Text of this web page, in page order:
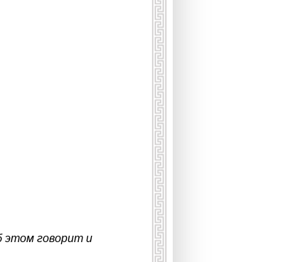
этом говорит и